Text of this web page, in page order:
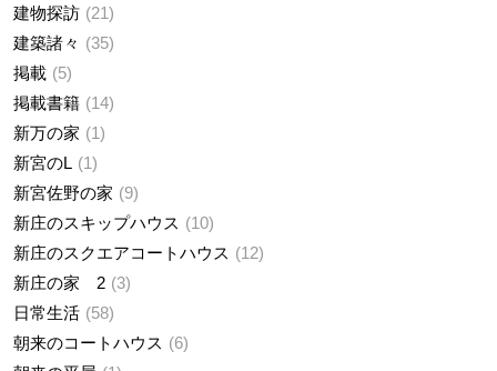
建物探訪
21
建築諸々
35
掲載
5
掲載書籍
14
新万の家
1
新宮のL
1
新宮佐野の家
9
新庄のスキップハウス
10
新庄のスクエアコートハウス
12
新庄の家 2 3
日常生活
58
朝来のコートハウス
6